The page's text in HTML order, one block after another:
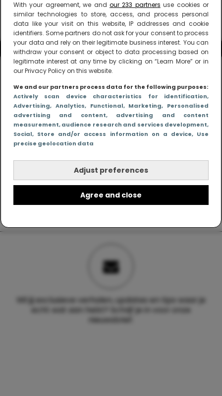
With your agreement, we and our 233 partners use cookies or
similar technologies to store, access, and process personal
data like your visit on this website, IP addresses and cookie
identifiers. Some partners do not ask for your consent to process
your data and rely on their legitimate business interest. You can
withdraw your consent or object to data processing based on
legitimate interest at any time by clicking on “Learn More” or in
our Privacy Policy on this website.
We and our partners process data for the following purposes:
Actively scan device characteristics for identification,
Advertising, Analytics, Functional, Marketing, Personalised
advertising and content, advertising and content
measurement, audience research and services development,
Social, Store and/or access information on a device, Use
precise geolocation data
Adjust preferences
Agree and close
Wil jij exclusieve verhalen, updates en tips waar je
echt wat aan hebt? Schrijf je in voor onze
nieuwsbrief.